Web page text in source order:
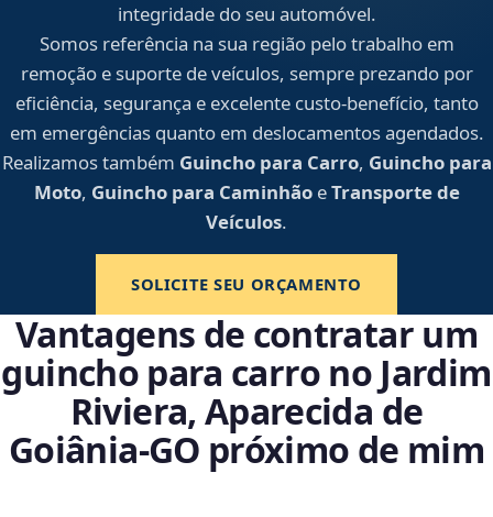
integridade do seu automóvel.
Somos referência na sua região pelo trabalho em
remoção e suporte de veículos, sempre prezando por
eficiência, segurança e excelente custo-benefício, tanto
em emergências quanto em deslocamentos agendados.
Realizamos também Guincho para Carro, Guincho para
Moto, Guincho para CaminhãoeTransporte de
Veículos.
SOLICITE SEU ORÇAMENTO
Vantagens de contratar um
guincho para carro no Jardim
Riviera, Aparecida de
Goiânia‑GO próximo de mim